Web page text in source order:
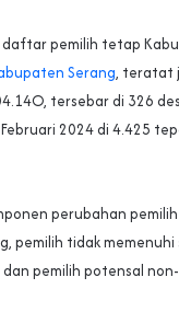
pemilih tetap
Serang, teratat
tersebar di 326
2024 di 4.425
perubahan
pemilih tidak
pemilih potensal